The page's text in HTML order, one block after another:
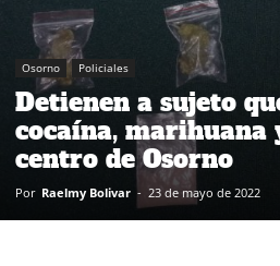
Osorno Policiales
Detienen a sujeto
cocaína, marihuana
centro de Osorno
Por Raelmy Bolivar - 23 de mayo de 2022